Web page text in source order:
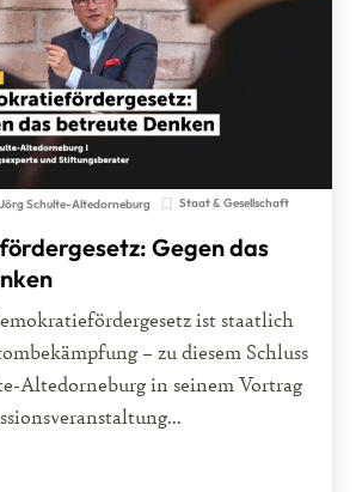
Jörg Schulte-Altedorneburg Staat & Gesellschaft
Gegen das
ist staatlich
– zu diesem Schluss
Altedorneburg in seinem Vortrag